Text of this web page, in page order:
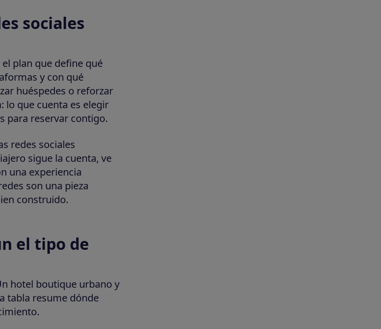
sociales
plan que define qué
y con qué
huéspedes o reforzar
lo que cuenta es elegir
para reservar contigo.
redes sociales
sigue la cuenta, ve
una experiencia
son una pieza
construido.
el tipo de
hotel boutique urbano y
tabla resume dónde